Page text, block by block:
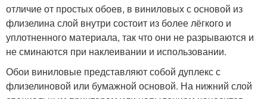
отличие от простых обоев, в виниловых с основой из
флизелина слой внутри состоит из более лёгкого и
уплотненного материала, так что они не разрываются и
не сминаются при наклеивании и использовании.
Обои виниловые представляют собой дуплекс с
флизелиновой или бумажной основой. На нижний слой